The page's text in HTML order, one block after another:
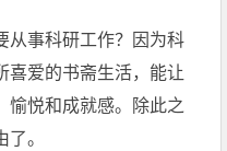
从事科研工作？因为科
喜爱的书斋生活，能让
愉悦和成就感。除此之
。